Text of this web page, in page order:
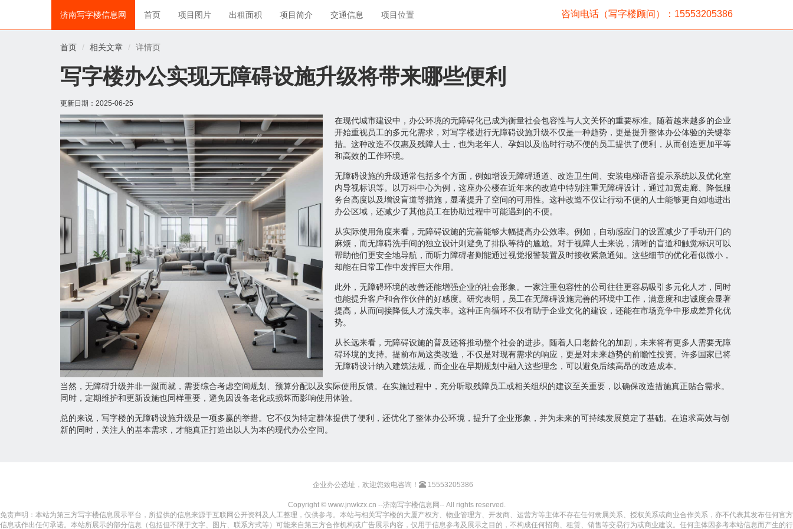
济南写字楼信息网 首页 项目图片 出租面积 项目简介 交通信息 项目位置 咨询电话（写字楼顾问）：15553205386
首页 相关文章 详情页
写字楼办公实现无障碍设施升级将带来哪些便利
更新日期： 2025-06-25
在现代城市建设中，办公环境的无障碍化已成为衡量社会包容性与人文关怀的重要标准。随着越来越多的企业
开始重视员工的多元化需求，对写字楼进行无障碍设施升级不仅是一种趋势，更是提升整体办公体验的关键举
措。这种改造不仅惠及残障人士，也为老年人、孕妇以及临时行动不便的员工提供了便利，从而创造更加平等
和高效的工作环境。
无障碍设施的升级通常包括多个方面，例如增设无障碍通道、改造卫生间、安装电梯语音提示系统以及优化室
内导视标识等。以万科中心为例，这座办公楼在近年来的改造中特别注重无障碍设计，通过加宽走廊、降低服
务台高度以及增设盲道等措施，显著提升了空间的可用性。这种改造不仅让行动不便的人士能够更自如地进出
办公区域，还减少了其他员工在协助过程中可能遇到的不便。
从实际使用角度来看，无障碍设施的完善能够大幅提高办公效率。例如，自动感应门的设置减少了手动开门的
麻烦，而无障碍洗手间的独立设计则避免了排队等待的尴尬。对于视障人士来说，清晰的盲道和触觉标识可以
帮助他们更安全地导航，而听力障碍者则能通过视觉报警装置及时接收紧急通知。这些细节的优化看似微小，
却能在日常工作中发挥巨大作用。
此外，无障碍环境的改善还能增强企业的社会形象。一家注重包容性的公司往往更容易吸引多元化人才，同时
也能提升客户和合作伙伴的好感度。研究表明，员工在无障碍设施完善的环境中工作，满意度和忠诚度会显著
提高，从而间接降低人才流失率。这种正向循环不仅有助于企业文化的建设，还能在市场竞争中形成差异化优
势。
从长远来看，无障碍设施的普及还将推动整个社会的进步。随着人口老龄化的加剧，未来将有更多人需要无障
碍环境的支持。提前布局这类改造，不仅是对现有需求的响应，更是对未来趋势的前瞻性投资。许多国家已将
无障碍设计纳入建筑法规，而企业在早期规划中融入这些理念，可以避免后续高昂的改造成本。
当然，无障碍升级并非一蹴而就，需要综合考虑空间规划、预算分配以及实际使用反馈。在实施过程中，充分听取残障员工或相关组织的建议至关重要，以确保改造措施真正贴合需求。
同时，定期维护和更新设施也同样重要，避免因设备老化或损坏而影响使用体验。
总的来说，写字楼的无障碍设施升级是一项多赢的举措。它不仅为特定群体提供了便利，还优化了整体办公环境，提升了企业形象，并为未来的可持续发展奠定了基础。在追求高效与创
新的同时，关注人的基本需求，才能真正打造出以人为本的现代办公空间。
企业办公选址，欢迎您致电咨询！ 15553205386
Copyright © www.jnwkzx.cn --济南写字楼信息网-- All rights reserved.
免责声明：本站为第三方写字楼信息展示平台，所提供的信息来源于互联网公开资料及人工整理，仅供参考。本站与相关写字楼的大厦产权方、物业管理方、开发商、运营方等主体不存在任何隶属关系、授权关系或商业合作关系，亦不代表其发布任何官方
信息或作出任何承诺。本站所展示的部分信息（包括但不限于文字、图片、联系方式等）可能来自第三方合作机构或广告展示内容，仅用于信息参考及展示之目的，不构成任何招商、租赁、销售等交易行为或商业建议。任何主体因参考本站信息而产生的行